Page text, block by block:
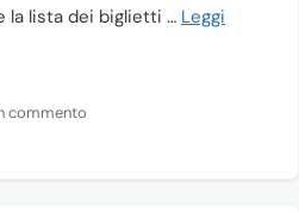
la lista dei biglietti … Leggi
commento